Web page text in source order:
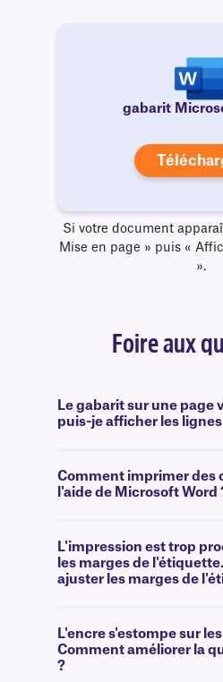
gabarit
Si votre document
Mise en page » puis «
».
Foire aux
Le gabarit sur une page
puis-je afficher les
Comment imprimer des
l'aide de Microsoft Word
L'impression est trop
les marges de
ajuster les marges de
L'encre s'estompe sur
Comment améliorer la
?